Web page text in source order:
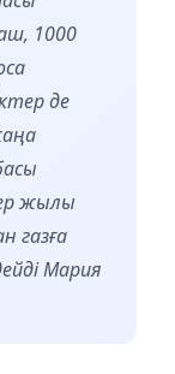
1000
де
жылы
газға
Мария